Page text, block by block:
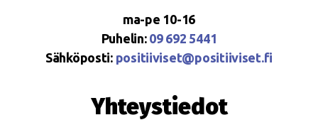
ma-pe 10-16
Puhelin: 09 692 5441
Sähköposti: positiiviset@positiiviset.fi
Yhteystiedot